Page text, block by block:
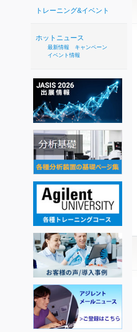
トレーニング&イベント
ホットニュース
最新情報
キャンペーン
イベント情報